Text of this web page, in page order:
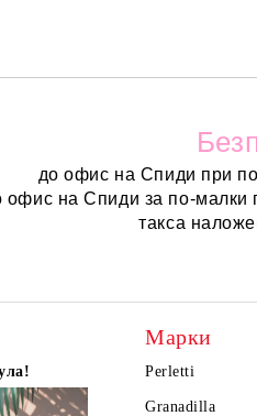
до офис на Спиди при
офис на Спиди за по-малки
такса
Марки
Perletti
Granadilla